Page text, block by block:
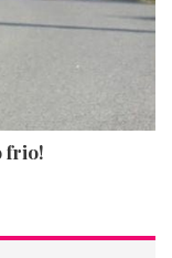
frio!